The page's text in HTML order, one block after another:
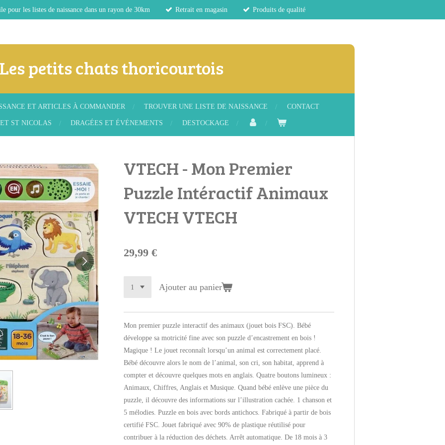
pour les listes de naissance dans un rayon de 30km Retrait en magasin Produits de qualité
Les petits chats thoricourtois
ET ARTICLES À COMMANDER TROUVER UNE LISTE DE NAISSANCE CONTACT
ST NICOLAS DRAGÉES ET ÉVÉNEMENTS DESTOCKAGE
VTECH - Mon Premier
Puzzle Intéractif Animaux
VTECH VTECH
29,99 €
Ajouter au panier
Mon premier puzzle interactif des animaux (jouet bois FSC). Bébé
développe sa motricité fine avec son puzzle d’encastrement en bois !
Magique ! Le jouet reconnaît lorsqu’un animal est correctement placé.
Bébé découvre alors le nom de l’animal, son cri, son habitat, apprend à
compter et découvre quelques mots en anglais. Quatre boutons lumineux :
Animaux, Chiffres, Anglais et Musique. Quand bébé enlève une pièce du
puzzle, il découvre des informations sur l’illustration cachée. 1 chanson et
5 mélodies. Puzzle en bois avec bords antichocs. Fabriqué à partir de bois
certifié FSC. Jouet fabriqué avec 90% de plastique réutilisé pour
contribuer à la réduction des déchets. Arrêt automatique. De 18 mois à 3